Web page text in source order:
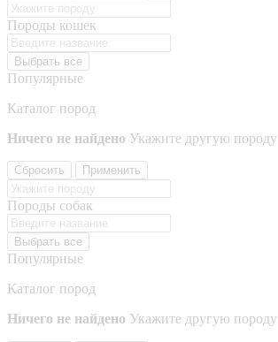
Породы кошек
Выбрать все
Популярные
Каталог пород
Ничего не найдено Укажите другую породу
Сбросить Применить
Породы собак
Выбрать все
Популярные
Каталог пород
Ничего не найдено Укажите другую породу